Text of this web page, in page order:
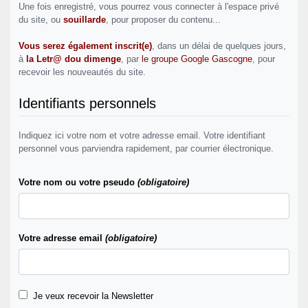
Une fois enregistré, vous pourrez vous connecter à l'espace privé
du site, ou souillarde , pour proposer du contenu...
Vous serez également inscrit(e) , dans un délai de quelques jours,
à la Letr@ dou dimenge , par le groupe Google Gascogne , pour
recevoir les nouveautés du site.
Identifiants personnels
Indiquez ici votre nom et votre adresse email. Votre identifiant
personnel vous parviendra rapidement, par courrier électronique.
Votre nom ou votre pseudo (obligatoire)
Votre adresse email (obligatoire)
Je veux recevoir la Newsletter